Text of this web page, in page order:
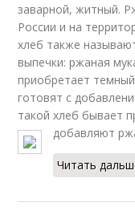
заварной, житный.
России и на
хлеб также
выпечки: ржаная
приобретает
готовят с
такой хлеб бывает
добавляют
Читать